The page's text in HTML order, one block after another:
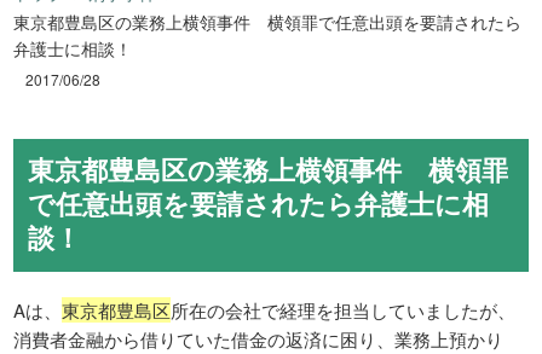
東京都豊島区の業務上横領事件 横領罪で任意出頭を要請されたら
弁護士に相談！
2017/06/28
東京都豊島区の業務上横領事件 横領罪
で任意出頭を要請されたら弁護士に相
談！
Aは、東京都豊島区所在の会社で経理を担当していましたが、
消費者金融から借りていた借金の返済に困り、業務上預かり